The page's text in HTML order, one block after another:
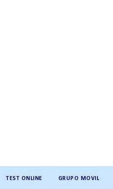
TEST ONLINE GRUPO MOVIL